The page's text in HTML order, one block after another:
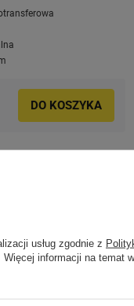
DO KOSZYKA
usług zgodnie z
informacji na temat